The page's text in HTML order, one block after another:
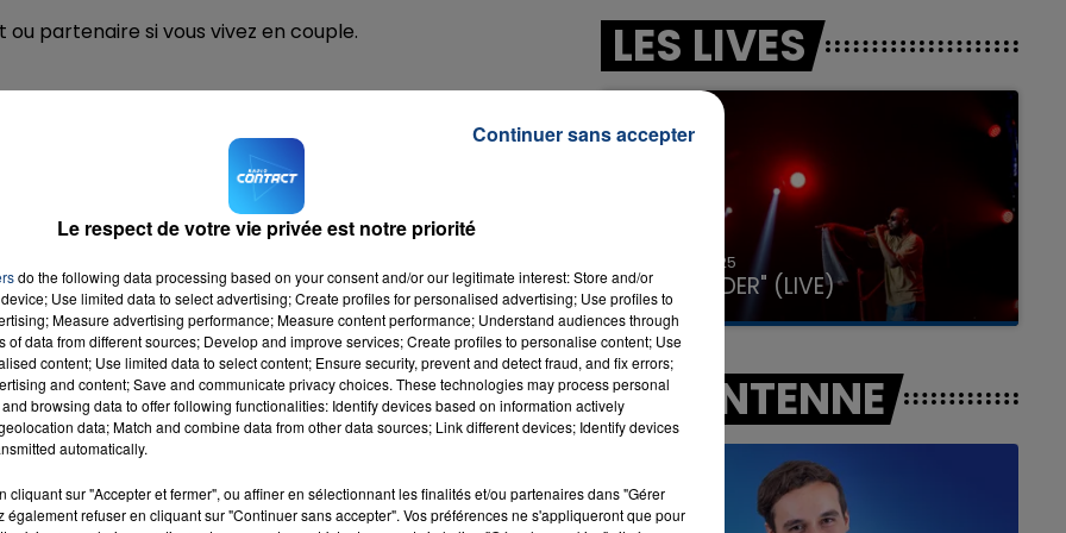
LA TEAM DU WEEK-END
partenaire si vous vivez en couple.
importantes.
ce week-end.
d'y arriver.
vous demanderont pas d'effort particulier.
un tonus physique et moral sans faille.
LES LIVES
31 janvier 2025
GIMS "SPIDER" (LIVE)
A L'ANTENNE
Le respect de votre vie privée est notre priorité
do the following data processing based on your consent and/or our legitimate interest: Store and/or
Use limited data to select advertising; Create profiles for personalised advertising; Use profiles to
Measure advertising performance; Measure content performance; Understand audiences through
of data from different sources; Develop and improve services; Create profiles to personalise content; Use
content; Use limited data to select content; Ensure security, prevent and detect fraud, and fix errors;
and content; Save and communicate privacy choices. These technologies may process personal
browsing data to offer following functionalities: Identify devices based on information actively
data; Match and combine data from other data sources; Link different devices; Identify devices
automatically.
cliquant sur "Accepter et fermer", ou affiner en sélectionnant les finalités et/ou partenaires dans "Gérer
également refuser en cliquant sur "Continuer sans accepter". Vos préférences ne s'appliqueront que pour
Continuer sans accepter